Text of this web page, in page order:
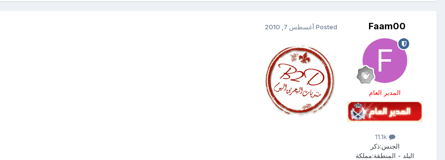
Faam00
المدير العام
11.1k
الجنس:ذكر
البلد - المنطقة:مملكة
Posted أغسطس 7, 2010